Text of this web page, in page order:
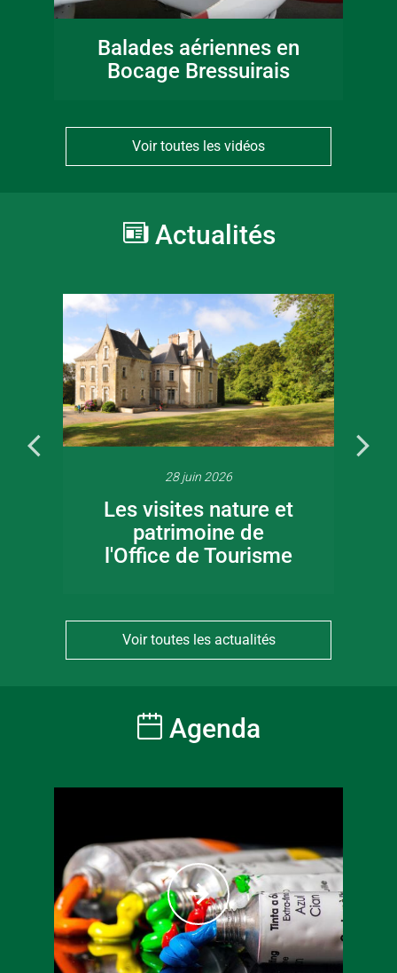
Balades aériennes en
Bocage Bressuirais
Voir toutes les vidéos
Actualités
28 juin 2026
Les visites nature et
patrimoine de
l'Office de Tourisme
Voir toutes les actualités
Agenda